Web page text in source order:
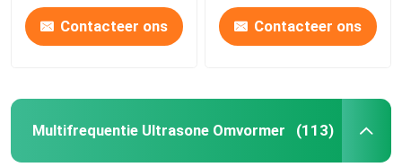
Contacteer ons Contacteer ons
Multifrequentie Ultrasone Omvormer (113)